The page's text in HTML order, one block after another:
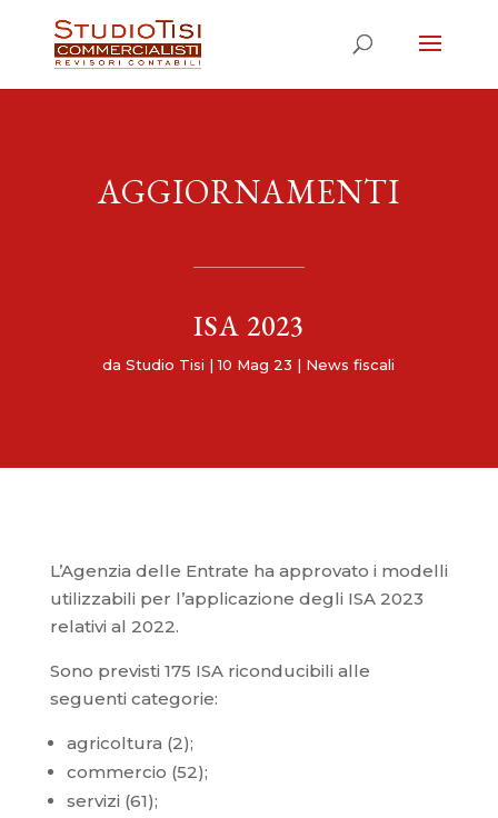
AGGIORNAMENTI
ISA 2023
daStudio Tisi |10 Mag 23 | News fiscali
L’Agenzia delle Entrate ha approvato i modelli
utilizzabili per l’applicazione degli ISA 2023
relativi al 2022.
Sono previsti 175 ISA riconducibili alle
seguenti categorie:
agricoltura (2);
commercio (52);
servizi (61);